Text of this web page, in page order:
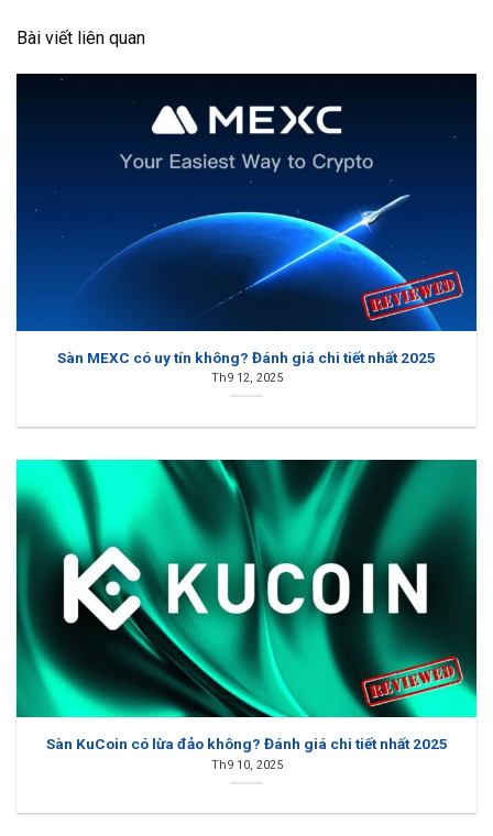
Bài viết liên quan
Sàn MEXC có uy tín không? Đánh giá chi tiết nhất 2025
Th9 12, 2025
Sàn KuCoin có lừa đảo không? Đánh giá chi tiết nhất 2025
Th9 10, 2025